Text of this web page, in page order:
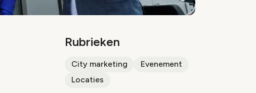
Rubrieken
City marketing
Evenement
Locaties